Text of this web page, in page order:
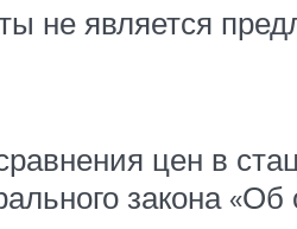
не является
цен в
закона